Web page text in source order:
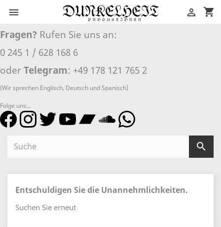
 shopping_cart

Fragen? Rufen Sie uns an:
0 245 1 / 628 168 6
oder Telegram: +49 178 121 765 2
(Wir sprechen Englisch, Deutsch und Spanisch)
Folge uns...

Entschuldigen Sie die Unannehmlichkeiten.
Suchen Sie erneut